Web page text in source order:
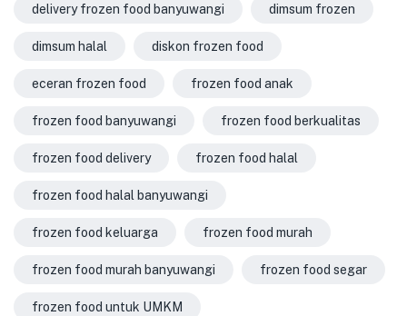
delivery frozen food banyuwangi dimsum frozen
dimsum halal diskon frozen food
eceran frozen food frozen food anak
frozen food banyuwangi frozen food berkualitas
frozen food delivery frozen food halal
frozen food halal banyuwangi
frozen food keluarga frozen food murah
frozen food murah banyuwangi frozen food segar
frozen food untuk UMKM